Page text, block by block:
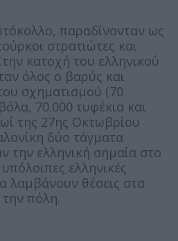
παραδίνονταν ως
στρατιώτες και
κατοχή του ελληνικού
όλος ο βαρύς και
σχηματισμού (70
70.000 τυφέκια και
της 27ης Οκτωβρίου
δύο τάγματα
την ελληνική σημαία στο
ελληνικές
λαμβάνουν θέσεις στα
πόλη.